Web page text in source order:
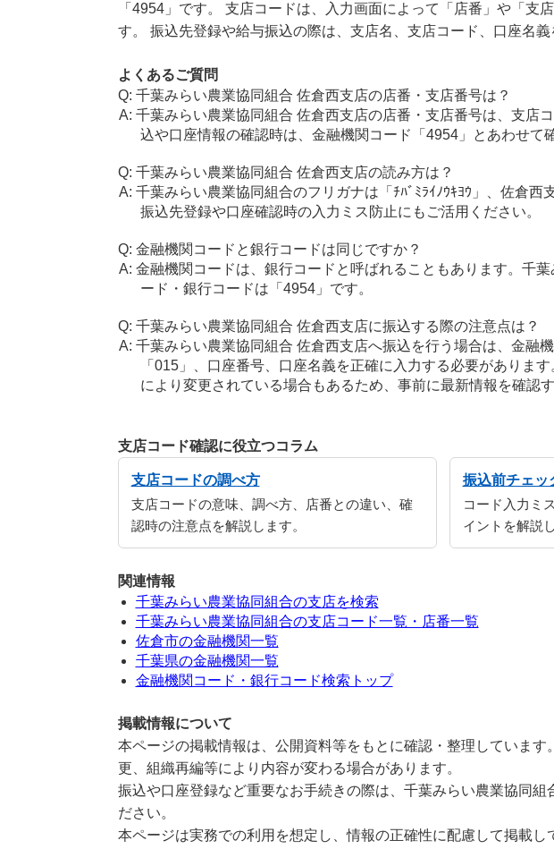
「4954」です。 支店コードは、入力画面によって「店番」や「支
す。 振込先登録や給与振込の際は、支店名、支店コード、口座名義
よくあるご質問
千葉みらい農業協同組合 佐倉西支店の店番・支店番号は？
千葉みらい農業協同組合 佐倉西支店の店番・支店番号は、支店
込や口座情報の確認時は、金融機関コード「4954」とあわせて
千葉みらい農業協同組合 佐倉西支店の読み方は？
千葉みらい農業協同組合のフリガナは「ﾁﾊﾞﾐﾗｲﾉｳｷﾖｳ」、佐倉西
振込先登録や口座確認時の入力ミス防止にもご活用ください。
金融機関コードと銀行コードは同じですか？
金融機関コードは、銀行コードと呼ばれることもあります。千
ード・銀行コードは「4954」です。
千葉みらい農業協同組合 佐倉西支店に振込する際の注意点は？
千葉みらい農業協同組合 佐倉西支店へ振込を行う場合は、金融
「015」、口座番号、口座名義を正確に入力する必要がありま
により変更されている場合もあるため、事前に最新情報を確認
支店コード確認に役立つコラム
支店コードの調べ方
支店コードの意味、調べ方、店番との違い、確
認時の注意点を解説します。
振込前チェッ
コード入力ミ
イントを解説
関連情報
千葉みらい農業協同組合の支店を検索
千葉みらい農業協同組合の支店コード一覧・店番一覧
佐倉市の金融機関一覧
千葉県の金融機関一覧
金融機関コード・銀行コード検索トップ
掲載情報について
本ページの掲載情報は、公開資料等をもとに確認・整理しています
更、組織再編等により内容が変わる場合があります。
振込や口座登録など重要なお手続きの際は、千葉みらい農業協同組
ださい。
本ページは実務での利用を想定し、情報の正確性に配慮して掲載し